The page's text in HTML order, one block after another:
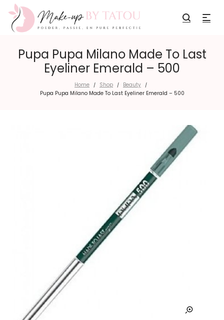
Pupa Pupa Milano Made To Last
Eyeliner Emerald – 500
Home / Shop / Beauty /
Pupa Pupa Milano Made To Last Eyeliner Emerald – 500